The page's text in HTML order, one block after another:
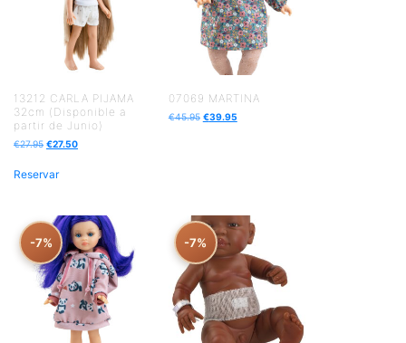
13212 CARLA PIJAMA
32cm (Disponible a
partir de Junio)
€27.95 €27.50
Reservar
07069 MARTINA
€45.95 €39.95
-7% -7%